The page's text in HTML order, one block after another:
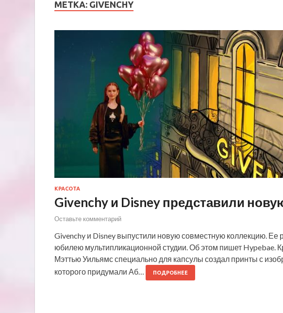
МЕТКА: GIVENCHY
КРАСОТА
Givenchy и Disney представили
Оставьте комментарий
Givenchy и Disney выпустили новую совместную коллекцию. Ее
юбилею мультипликационной студии. Об этом пишет Hypebae.
Мэттью Уильямс специально для капсулы создал принты с
которого придумали Аб…
ПОДРОБНЕЕ